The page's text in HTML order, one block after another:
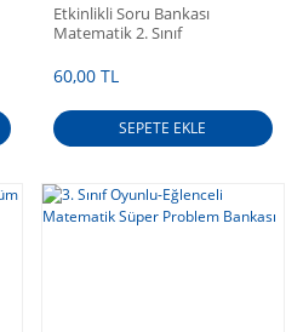
Etkinlikli Soru Bankası
Matematik 2. Sınıf
60,00 TL
SEPETE EKLE